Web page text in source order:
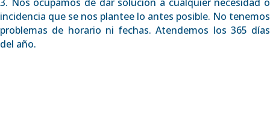
incidencia que se nos plantee lo antes posible. No tenemos
problemas de horario ni fechas. Atendemos los 365 días
del año.